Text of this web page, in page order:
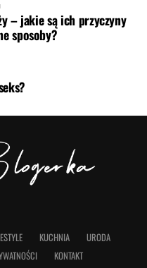
– jakie są ich przyczyny
sposoby?
KUCHNIA
URODA
KONTAKT